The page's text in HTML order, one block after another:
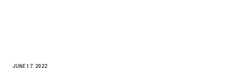
JUNE 17, 2022